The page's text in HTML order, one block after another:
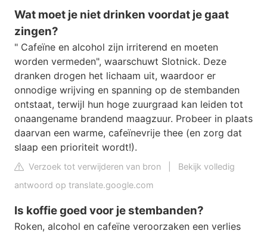
Wat moet je niet drinken voordat je gaat
zingen?
" Cafeïne en alcohol zijn irriterend en moeten
worden vermeden", waarschuwt Slotnick. Deze
dranken drogen het lichaam uit, waardoor er
onnodige wrijving en spanning op de stembanden
ontstaat, terwijl hun hoge zuurgraad kan leiden tot
onaangename brandend maagzuur. Probeer in plaats
daarvan een warme, cafeïnevrije thee (en zorg dat
slaap een prioriteit wordt!).
Verzoek tot verwijderen van bron
Bekijk volledig
antwoord op translate.google.com
Is koffie goed voor je stembanden?
Roken, alcohol en cafeïne veroorzaken een verlies